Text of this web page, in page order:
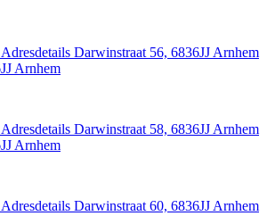
Adresdetails Darwinstraat 56, 6836JJ Arnhem
Arnhem
Adresdetails Darwinstraat 58, 6836JJ Arnhem
Arnhem
Adresdetails Darwinstraat 60, 6836JJ Arnhem